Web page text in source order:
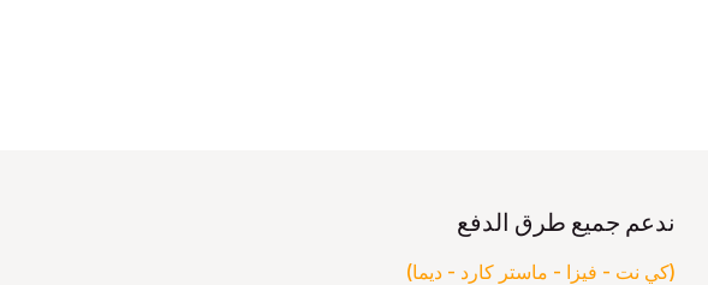
ندعم جميع طرق الدفع
(كي نت - فيزا - ماستر كارد - ديما)